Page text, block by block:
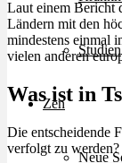
Studien
Zen
Neue
Laut einem Bericht
Ländern mit den
mindestens einmal
vielen anderen
Was ist in
Die entscheidende
verfolgt zu